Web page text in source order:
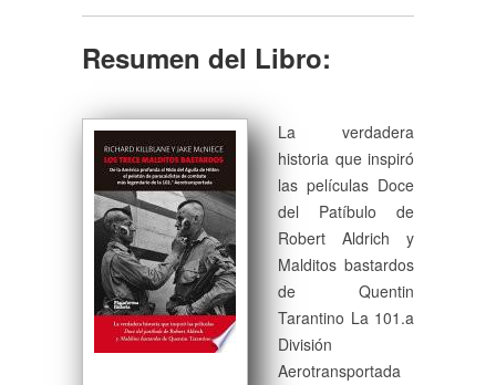
Resumen del Libro:
La verdadera
historia que inspiró
las películas Doce
del Patíbulo de
Robert Aldrich y
Malditos bastardos
de Quentin
Tarantino La 101.a
División
Aerotransportada